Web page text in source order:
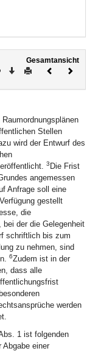
Gesamtansicht
Download
DruckenVorheriges
Stellen
wird der Entwurf des
3 Die Frist
angemessen
Anfrage soll eine
gestellt
die
der die Gelegenheit
schriftlich bis zum
zu nehmen, sind
6Zudem ist in der
dass alle
werden
1 ist folgenden
Abgabe einer